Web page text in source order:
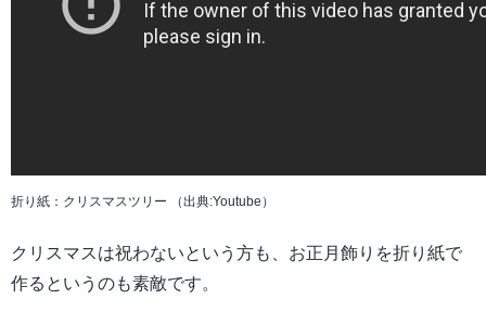
折り紙：クリスマスツリー （出典:Youtube）
クリスマスは祝わないという方も、お正月飾りを折り紙で
作るというのも素敵です。